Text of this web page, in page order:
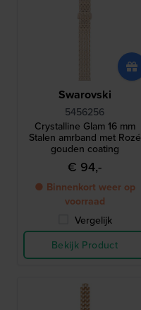
Swarovski
5456256
Crystalline Glam 16 mm
Stalen amrband met Rozé
gouden coating
€ 94,-
● Binnenkort weer op
voorraad
Vergelijk
Bekijk Product